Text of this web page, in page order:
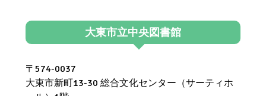
大東市立中央図書館
〒574-0037
大東市新町13-30 総合文化センター（サーティホ